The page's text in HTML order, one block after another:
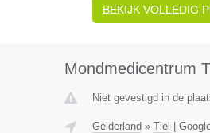
BEKIJK VOLLEDIG
Mondmedicentrum
Niet gevestigd in de
Gelderland » Tiel